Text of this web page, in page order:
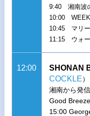
9:40 湘南波
10:00
10:45 マリー
11:15 ウォー
12:00 SHONAN
COCKLE）
湘南から発
Good Breeze
15:00